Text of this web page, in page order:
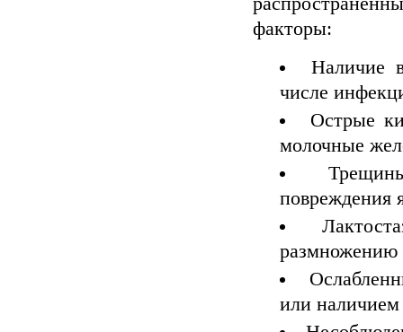
факторы:
Наличие
числе
Острые
молочные
повреждения
размножению
или